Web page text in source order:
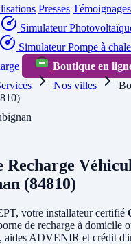
Presses Témoignages
Simulateur
Simulateur Pompe à
Boutique en
Nos villes
Recharge
(84810)
votre installateur certifié
de recharge à domicile
aides ADVENIR et crédit